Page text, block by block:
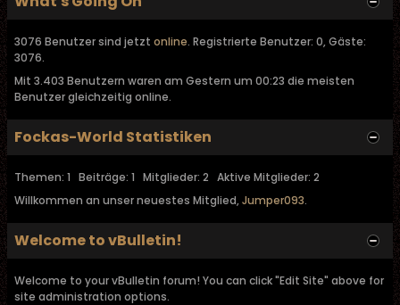
3076 Benutzer sind jetzt online. Registrierte Benutzer: 0, Gäste:
3076.
Mit 3.403 Benutzern waren am Gestern um 00:23 die meisten
Benutzer gleichzeitig online.
Fockas-World Statistiken
Themen: 1 Beiträge: 1 Mitglieder: 2 Aktive Mitglieder: 2
Willkommen an unser neuestes Mitglied,Jumper093.
Welcome to vBulletin!
Welcome to your vBulletin forum! You can click "Edit Site" above for
site administration options.